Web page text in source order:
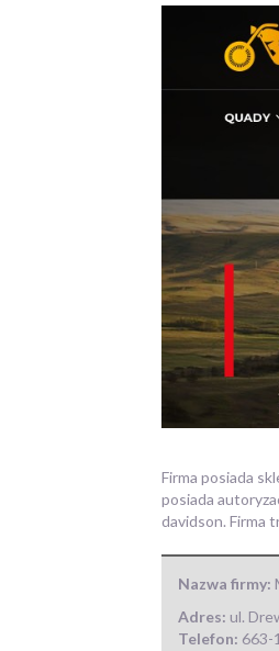
Firma posiada
posiada
davidson. Firma
Nazwa firmy:
Adres: ul.
Telefon: 663-